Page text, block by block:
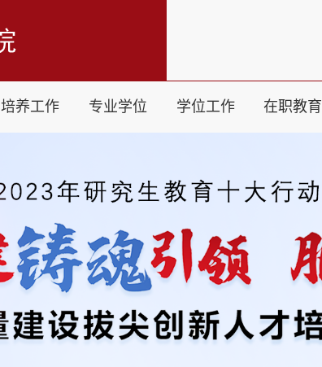
培养工作 专业学位 学位工作 在职教育